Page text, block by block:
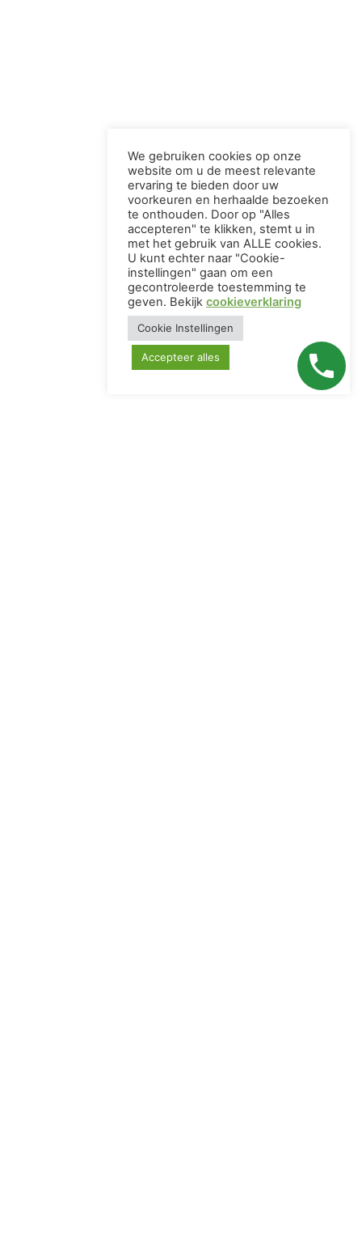
We gebruiken cookies op onze
website om u de meest relevante
ervaring te bieden door uw
voorkeuren en herhaalde bezoeken
te onthouden. Door op "Alles
accepteren" te klikken, stemt u in
met het gebruik van ALLE cookies.
U kunt echter naar "Cookie-
instellingen" gaan om een ​​
gecontroleerde toestemming te
geven. Bekijk cookieverklaring
Cookie Instellingen
Accepteer alles